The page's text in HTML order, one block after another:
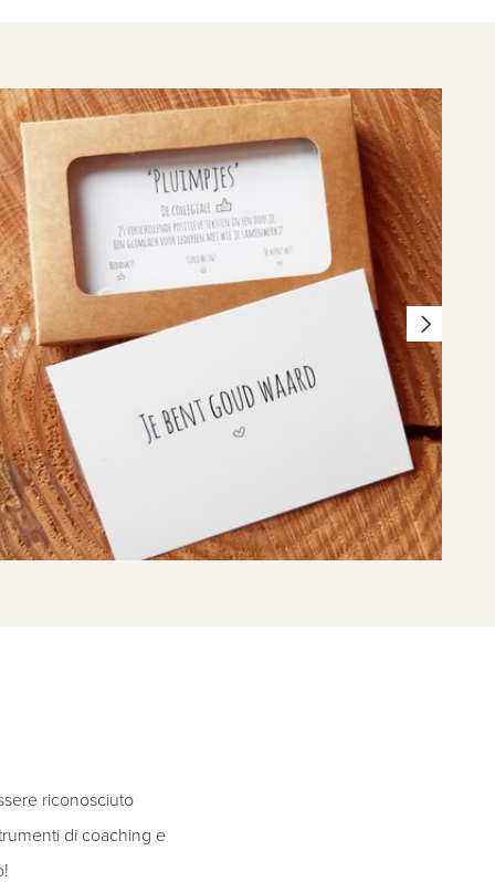
riconosciuto
di coaching e